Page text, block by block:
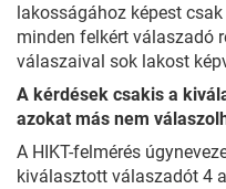
lakosságához képest
minden felkért válaszadó
válaszaival sok lakost
A kérdések csakis a
azokat más nem
A HIKT-felmérés
kiválasztott válaszadót 4